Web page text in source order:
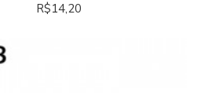
R$14,20